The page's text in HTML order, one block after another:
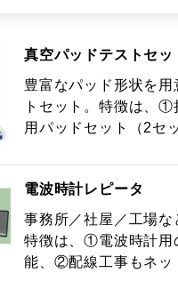
真空パッドテストセッ
豊富なパッド形状を
トセット。特徴は、
用パッドセット（2セ
電波時計レピータ
事務所／社屋／工場な
特徴は、①電波時計用
能、②配線工事もネッ